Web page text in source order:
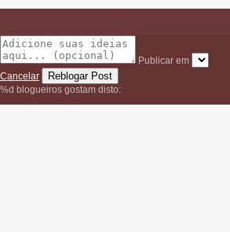
Publicar em
Cancelar
%d blogueiros gostam disto: